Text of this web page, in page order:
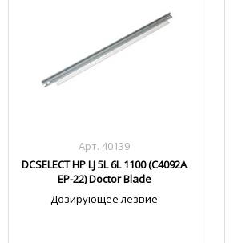
Арт. 40139
DCSELECT HP LJ 5L 6L 1100 (C4092A
EP-22) Doctor Blade
Дозирующее лезвие